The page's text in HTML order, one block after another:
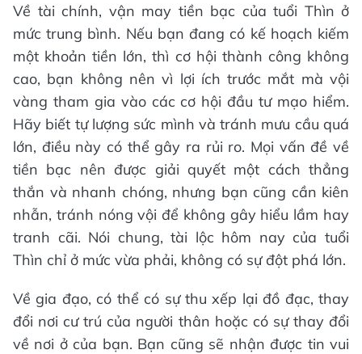
Về tài chính, vận may tiền bạc của tuổi Thìn ở
mức trung bình. Nếu bạn đang có kế hoạch kiếm
một khoản tiền lớn, thì cơ hội thành công không
cao, bạn không nên vì lợi ích trước mắt mà vội
vàng tham gia vào các cơ hội đầu tư mạo hiểm.
Hãy biết tự lượng sức mình và tránh mưu cầu quá
lớn, điều này có thể gây ra rủi ro. Mọi vấn đề về
tiền bạc nên được giải quyết một cách thẳng
thắn và nhanh chóng, nhưng bạn cũng cần kiên
nhẫn, tránh nóng vội để không gây hiểu lầm hay
tranh cãi. Nói chung, tài lộc hôm nay của tuổi
Thìn chỉ ở mức vừa phải, không có sự đột phá lớn.
Về gia đạo, có thể có sự thu xếp lại đồ đạc, thay
đổi nơi cư trú của người thân hoặc có sự thay đổi
về nơi ở của bạn. Bạn cũng sẽ nhận được tin vui